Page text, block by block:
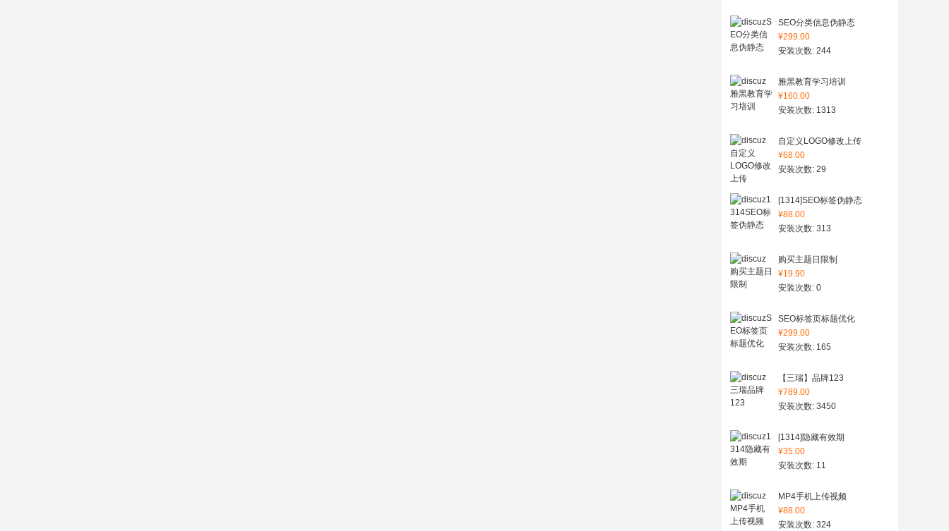
SEO分类信息伪静态
¥299.00
安装次数: 244
雅黑教育学习培训
¥160.00
安装次数: 1313
自定义LOGO修改上传
¥68.00
安装次数: 29
[1314]SEO标签伪静态
¥88.00
安装次数: 313
购买主题日限制
¥19.90
安装次数: 0
SEO标签页标题优化
¥299.00
安装次数: 165
【三瑞】品牌123
¥789.00
安装次数: 3450
[1314]隐藏有效期
¥35.00
安装次数: 11
MP4手机上传视频
¥88.00
安装次数: 324